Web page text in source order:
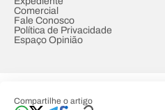
Compartilhe o artigo
Comercial
Fale Conosco
Política de Privacidade
Espaço Opinião